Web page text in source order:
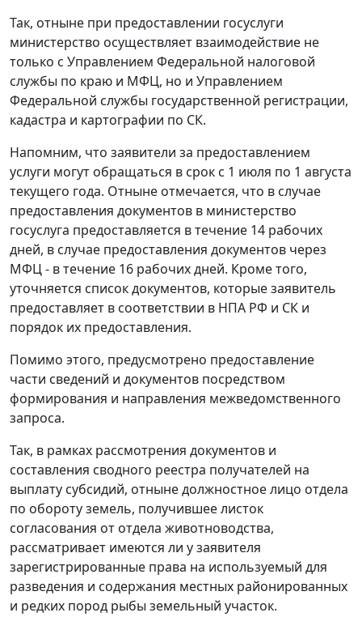
Так, отныне при предоставлении госуслуги
министерство осуществляет взаимодействие не
только с Управлением Федеральной налоговой
службы по краю и МФЦ, но и Управлением
Федеральной службы государственной регистрации,
кадастра и картографии по СК.
Напомним, что заявители за предоставлением
услуги могут обращаться в срок с 1 июля по 1 августа
текущего года. Отныне отмечается, что в случае
предоставления документов в министерство
госуслуга предоставляется в течение 14 рабочих
дней, в случае предоставления документов через
МФЦ - в течение 16 рабочих дней. Кроме того,
уточняется список документов, которые заявитель
предоставляет в соответствии в НПА РФ и СК и
порядок их предоставления.
Помимо этого, предусмотрено предоставление
части сведений и документов посредством
формирования и направления межведомственного
запроса.
Так, в рамках рассмотрения документов и
составления сводного реестра получателей на
выплату субсидий, отныне должностное лицо отдела
по обороту земель, получившее листок
согласования от отдела животноводства,
рассматривает имеются ли у заявителя
зарегистрированные права на используемый для
разведения и содержания местных районированных
и редких пород рыбы земельный участок.